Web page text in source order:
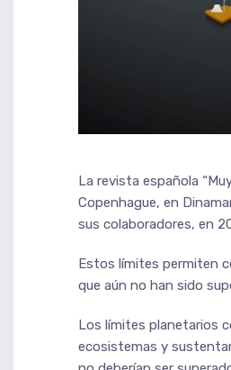
La revista española
Copenhague, en
sus colaboradores, en
Estos límites permiten
que aún no han sido
Los límites planetarios
ecosistemas y